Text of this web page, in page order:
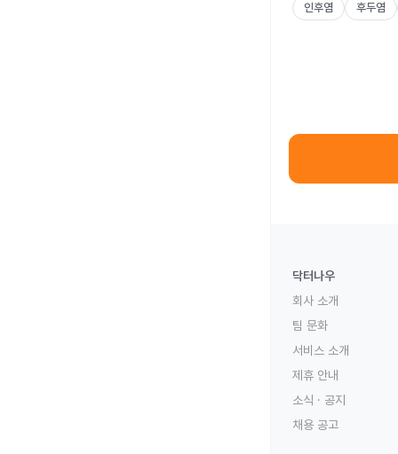
인후염
후두염
닥터나우
회사 소개
팀 문화
서비스 소개
제휴 안내
소식 · 공지
채용 공고